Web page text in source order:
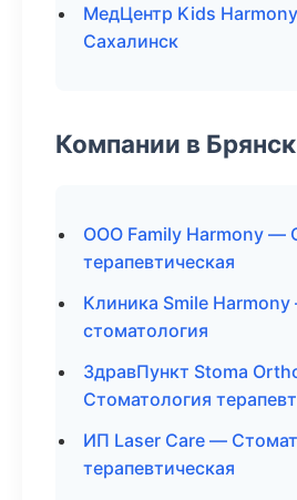
МедЦентр Kids
Сахалинск
Компании в Брянск
ООО Family Harmony —
терапевтическая
Клиника Smile
стоматология
ЗдравПункт Stoma
Стоматология
ИП Laser Care —
терапевтическая